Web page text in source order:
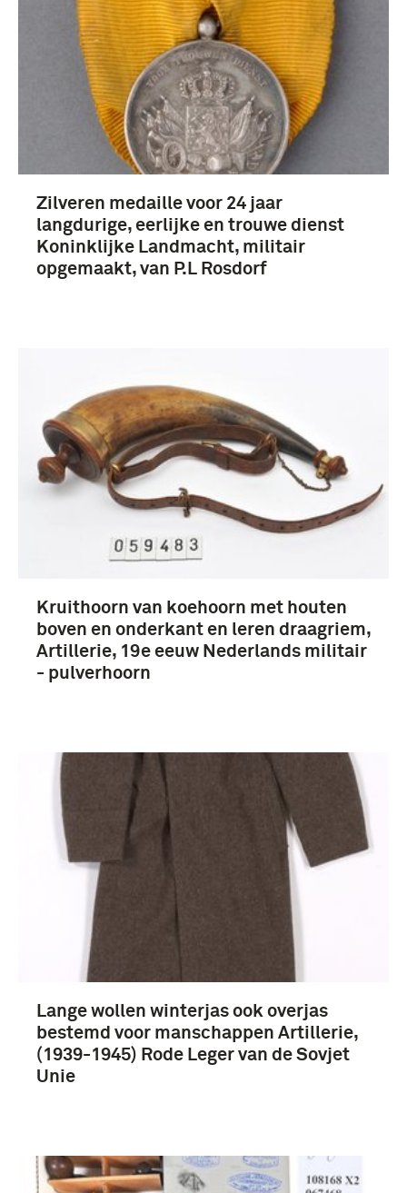
artillerie (1400)
Koninklijke Landmacht (1813/1814-heden) (339)
onbekend (146)
Meer
Singaradja (3)
Zilveren medaille voor 24 jaar
langdurige, eerlijke en trouwe dienst
Koninklijke Landmacht, militair
opgemaakt, van P.L Rosdorf
Kruithoorn van koehoorn met houten
boven en onderkant en leren draagriem,
Artillerie, 19e eeuw Nederlands militair
- pulverhoorn
Lange wollen winterjas ook overjas
bestemd voor manschappen Artillerie,
(1939-1945) Rode Leger van de Sovjet
Unie